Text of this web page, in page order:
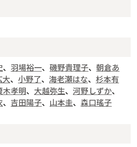
、 羽場裕一、 磯野貴理子、 朝倉あ
大、 小野了、 海老瀬はな、 杉本有
木孝明、 大越弥生、 河野しずか、
、 吉田陽子、 山本圭、 森口瑤子